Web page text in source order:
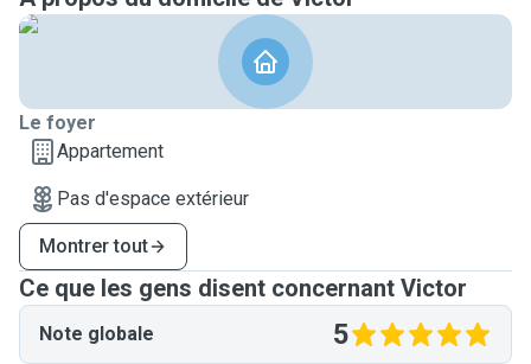
Le foyer
Appartement
Pas d'espace extérieur
Montrer tout
Ce que les gens disent concernant Victor
Note globale 5